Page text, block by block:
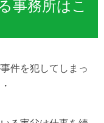
事務所はこ
件を犯してしまっ